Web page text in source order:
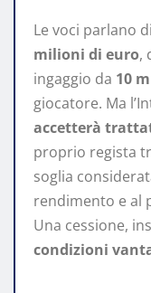
Le voci parlano
milioni di euro,
ingaggio da 10
giocatore. Ma
accetterà
proprio regista
soglia
rendimento e al
Una cessione,
condizioni